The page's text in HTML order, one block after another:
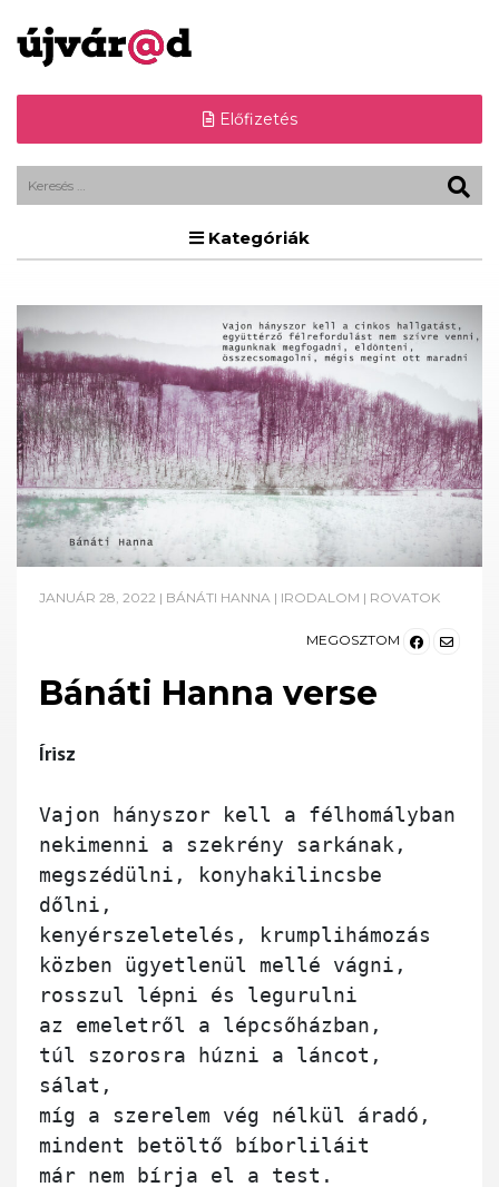
Előfizetés
Kategóriák
JANUÁR 28, 2022 | BÁNÁTI HANNA | IRODALOM | ROVATOK
MEGOSZTOM
Bánáti Hanna verse
Írisz
Vajon hányszor kell a félhomályban
nekimenni a szekrény sarkának,
megszédülni, konyhakilincsbe
dőlni,
kenyérszeletelés, krumplihámozás
közben ügyetlenül mellé vágni,
rosszul lépni és legurulni
az emeletről a lépcsőházban,
túl szorosra húzni a láncot,
sálat,
míg a szerelem vég nélkül áradó,
mindent betöltő bíborliláit
már nem bírja el a test.